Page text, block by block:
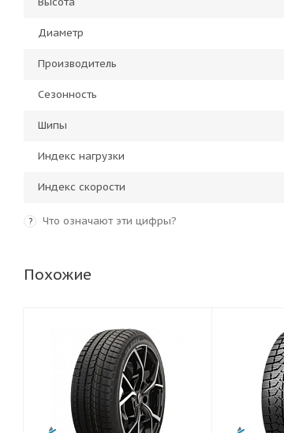
Диаметр
Производитель
Сезонность
Шипы
Индекс нагрузки
Индекс скорости
? Что означают эти цифры?
Похожие